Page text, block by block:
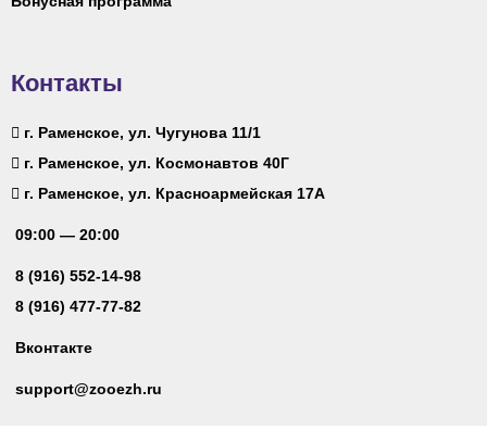
Контакты
г. Раменское, ул. Чугунова 11/1
г. Раменское, ул. Космонавтов 40Г
г. Раменское, ул. Красноармейская 17А
09:00 — 20:00
8 (916) 552-14-98
8 (916) 477-77-82
Вконтакте
support@zooezh.ru